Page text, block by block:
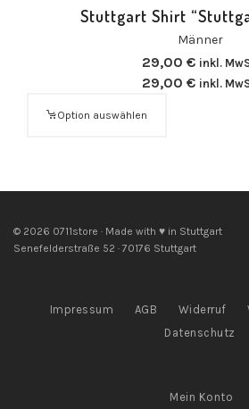
Stuttgart Shirt
Männer
29,00 € inkl.
29,00 € inkl.
Option auswählen
© 2026 0711store · Made with ♥ in Stuttgart
Senefelderstraße 52 · 70176 Stuttgart
Impressum AGB Widerruf
Datenschutz
Mein Konto